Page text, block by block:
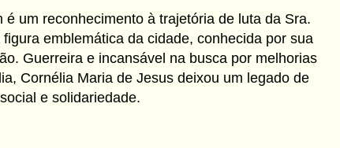
é um reconhecimento à trajetória de luta da Sra.
emblemática da cidade, conhecida por sua
Guerreira e incansável na busca por melhorias
Cornélia Maria de Jesus deixou um legado de
e solidariedade.